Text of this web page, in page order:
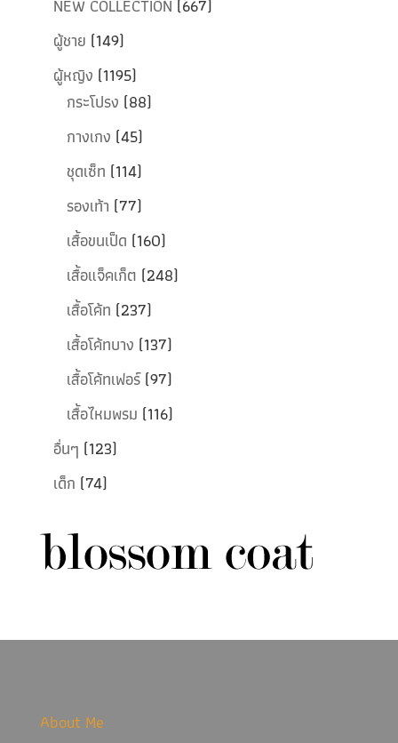
NEW COLLECTION (667)
ผู้ชาย (149)
ผู้หญิง (1195)
กระโปรง (88)
กางเกง (45)
ชุดเซ็ท (114)
รองเท้า (77)
เสื้อขนเป็ด (160)
เสื้อแจ็คเก็ต (248)
เสื้อโค้ท (237)
เสื้อโค้ทบาง (137)
เสื้อโค้ทเฟอร์ (97)
เสื้อไหมพรม (116)
อื่นๆ (123)
เด็ก (74)
About Me